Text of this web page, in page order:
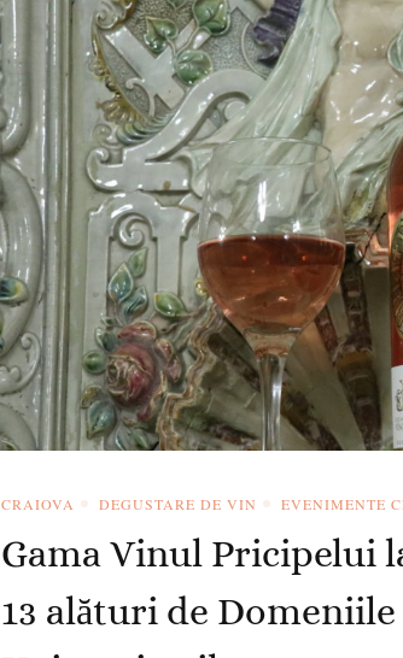
CRAIOVA DEGUSTARE DE VIN EVENIMENTE
Gama Vinul Pricipelui
13 alături de